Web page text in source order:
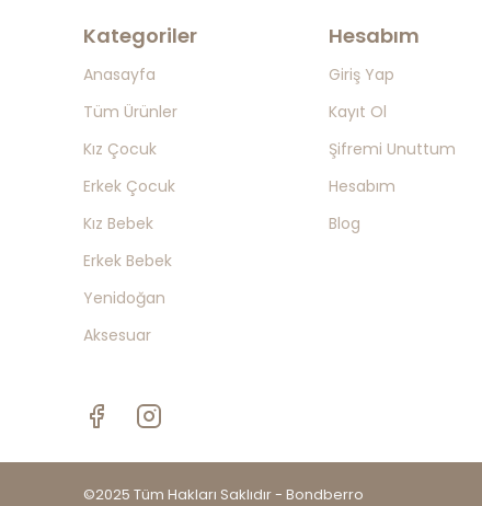
Kategoriler
Anasayfa
Tüm Ürünler
Kız Çocuk
Erkek Çocuk
Kız Bebek
Erkek Bebek
Yenidoğan
Aksesuar
Hesabım
Giriş Yap
Kayıt Ol
Şifremi Unuttum
Hesabım
Blog
©2025 Tüm Hakları Saklıdır - Bondberro